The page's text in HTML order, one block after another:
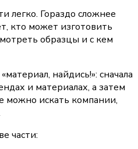
легко. Гораздо сложнее
кто может изготовить
образцы и с кем
найдись!»: сначала
и материалах, а затем
можно искать компании,
части: